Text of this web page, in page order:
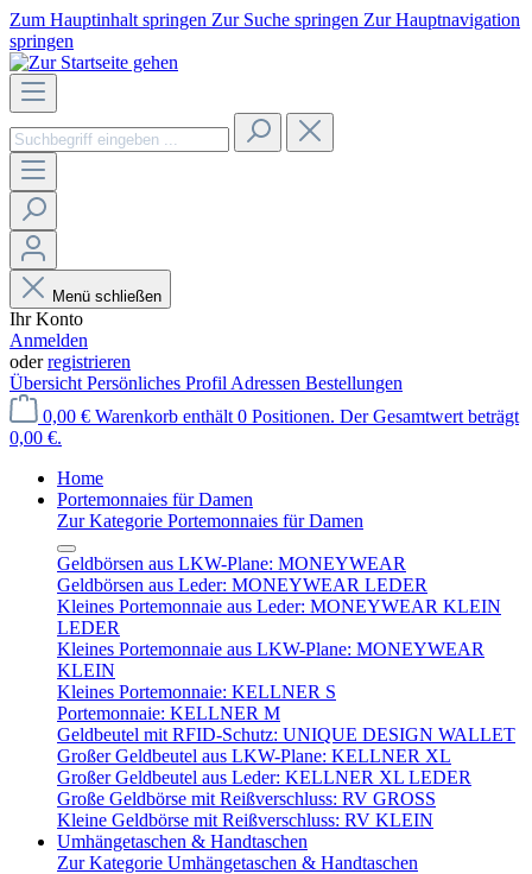
Zum Hauptinhalt springen Zur Suche springen Zur Hauptnavigation
springen
Menü schließen
Ihr Konto
Anmelden
oderregistrieren
Übersicht Persönliches Profil Adressen Bestellungen
0,00 € Warenkorb enthält 0 Positionen. Der Gesamtwert beträgt
0,00 €.
Home
Portemonnaies für Damen
Zur Kategorie Portemonnaies für Damen
Geldbörsen aus LKW-Plane: MONEYWEAR
Geldbörsen aus Leder: MONEYWEAR LEDER
Kleines Portemonnaie aus Leder: MONEYWEAR KLEIN
LEDER
Kleines Portemonnaie aus LKW-Plane: MONEYWEAR
KLEIN
Kleines Portemonnaie: KELLNER S
Portemonnaie: KELLNER M
Geldbeutel mit RFID-Schutz: UNIQUE DESIGN WALLET
Großer Geldbeutel aus LKW-Plane: KELLNER XL
Großer Geldbeutel aus Leder: KELLNER XL LEDER
Große Geldbörse mit Reißverschluss: RV GROSS
Kleine Geldbörse mit Reißverschluss: RV KLEIN
Umhängetaschen & Handtaschen
Zur Kategorie Umhängetaschen & Handtaschen